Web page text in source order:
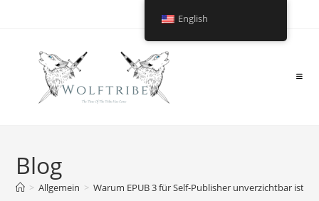
Blog
> Allgemein > Warum EPUB 3 für Self-Publisher unverzichtbar ist –
English